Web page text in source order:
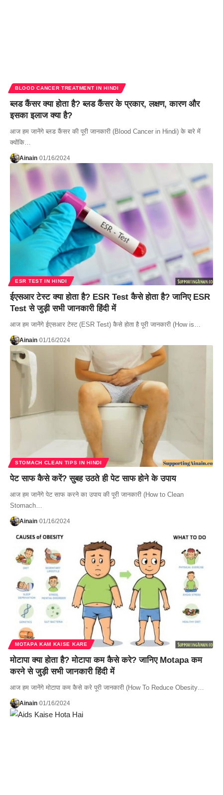
BLOOD CANCER TREATMENT IN HINDI
ब्लड कैंसर क्या होता है? ब्लड कैंसर के प्रकार, लक्षण, कारण और
इसका इलाज क्या है?
आज हम जानेंगे ब्लड कैंसर की पूरी जानकारी (Blood Cancer in Hindi) के बारे में
क्योंकि…
Ainain 01/16/2024
ESR TEST IN HINDI
ईएसआर टेस्ट क्या होता है? ESR Test कैसे होता है? जानिए ESR
Test से जुड़ी सभी जानकारी हिंदी में
आज हम जानेंगे ईएसआर टेस्ट (ESR Test) कैसे होता है पूरी जानकारी (How is…
Ainain 01/16/2024
STOMACH CLEAN TIPS IN HINDI
पेट साफ कैसे करें? सुबह उठते ही पेट साफ होने के उपाय
आज हम जानेंगे पेट साफ करने का उपाय की पूरी जानकारी (How to Clean
Stomach…
Ainain 01/16/2024
MOTAPA KAM KAISE KARE
मोटापा क्या होता है? मोटापा कम कैसे करे? जानिए Motapa कम
करने से जुड़ी सभी जानकारी हिंदी में
आज हम जानेंगे मोटापा कम कैसे करे पूरी जानकारी (How To Reduce Obesity…
Ainain 01/16/2024